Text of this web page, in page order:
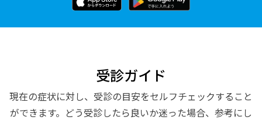
受診ガイド
現在の症状に対し、受診の目安をセルフチェックすること
ができます。どう受診したら良いか迷った場合、参考にし